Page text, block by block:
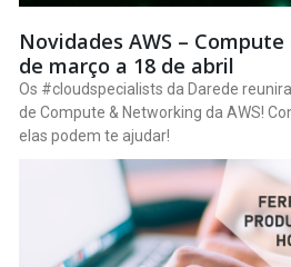
Novidades AWS –
de março a 18 de abril
Os #cloudspecialists da Darede
de Compute & Networking da AWS!
elas podem te ajudar!